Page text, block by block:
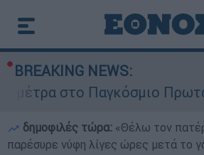
BREAKING NEWS:
Παγκόσμιο Πρωτάθλημα
δημοφιλές τώρα: «Θέλω τον
παρέσυρε νύφη λίγες ώρες μετά το